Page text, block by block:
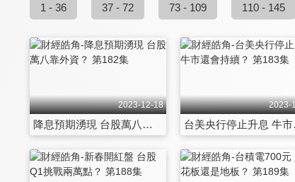
1 - 36 37 - 72 73 - 109 110 - 145
2023-12-18
降息預期湧現 台股萬八靠外資？ 第182集
2023-
台